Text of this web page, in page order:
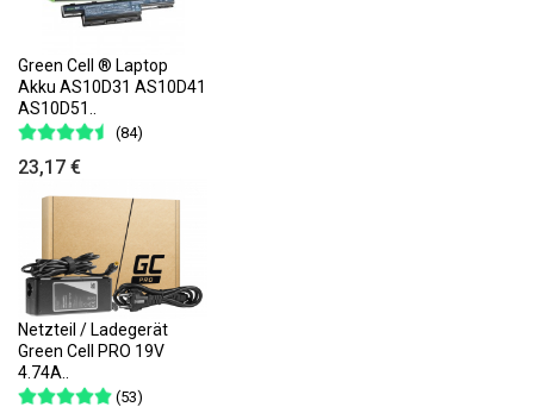
Green Cell ® Laptop
Akku AS10D31 AS10D41
AS10D51..
(84)
23,17 €
Netzteil / Ladegerät
Green Cell PRO 19V
4.74A..
(53)